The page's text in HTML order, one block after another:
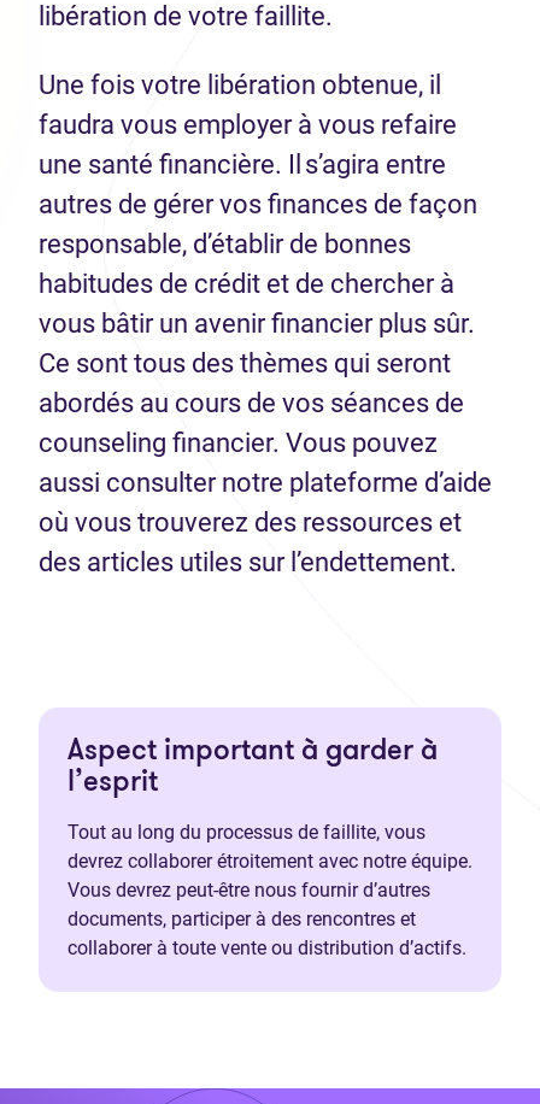
libération de votre faillite.
Une fois votre libération obtenue, il
faudra vous employer à vous refaire
une santé financière. Il s’agira entre
autres de gérer vos finances de façon
responsable, d’établir de bonnes
habitudes de crédit et de chercher à
vous bâtir un avenir financier plus sûr.
Ce sont tous des thèmes qui seront
abordés au cours de vos séances de
counseling financier. Vous pouvez
aussi consulter notre plateforme d’aide
où vous trouverez des ressources et
des articles utiles sur l’endettement.
Aspect important à garder à
l’esprit
Tout au long du processus de faillite, vous
devrez collaborer étroitement avec notre équipe.
Vous devrez peut-être nous fournir d’autres
documents, participer à des rencontres et
collaborer à toute vente ou distribution d’actifs.